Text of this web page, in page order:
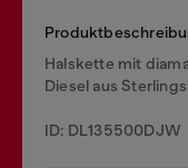
Halskette mit
Diesel aus
ID: DL135500DJW